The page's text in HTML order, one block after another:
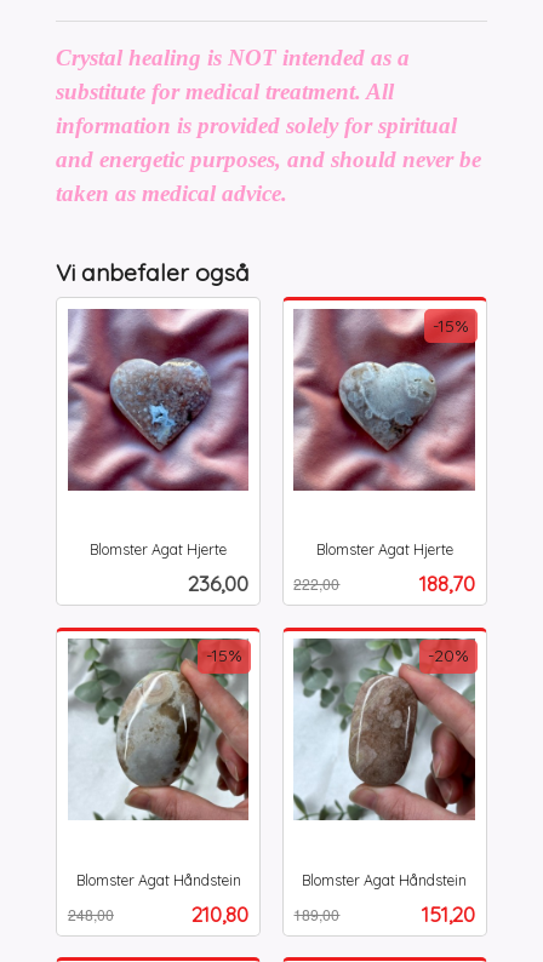
Crystal healing is NOT intended as a
substitute for medical treatment. All
information is provided solely for spiritual
and energetic purposes, and should never be
taken as medical advice.
Vi anbefaler også
Blomster Agat Hjerte
Pris
236,00
Blomster Agat Hjerte
Tilbud
188,70
222,00
-15%
mva.
Blomster Agat Håndstein
Tilbud
210,80
248,00
-15%
mva.
Blomster Agat Håndstein
Tilbud
151,20
189,00
-20%
mva.